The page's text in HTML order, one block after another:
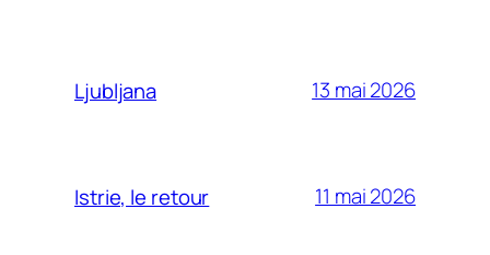
Ljubljana 13 mai 2026
Istrie, le retour 11 mai 2026